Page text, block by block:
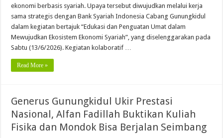
ekonomi berbasis syariah. Upaya tersebut diwujudkan melalui kerja
sama strategis dengan Bank Syariah Indonesia Cabang Gunungkidul
dalam kegiatan bertajuk “Edukasi dan Penguatan Umat dalam
Mewujudkan Ekosistem Ekonomi Syariah”, yang diselenggarakan pada
Sabtu (13/6/2026). Kegiatan kolaboratif …
Read More »
Generus Gunungkidul Ukir Prestasi
Nasional, Alfan Fadillah Buktikan Kuliah
Fisika dan Mondok Bisa Berjalan Seimbang